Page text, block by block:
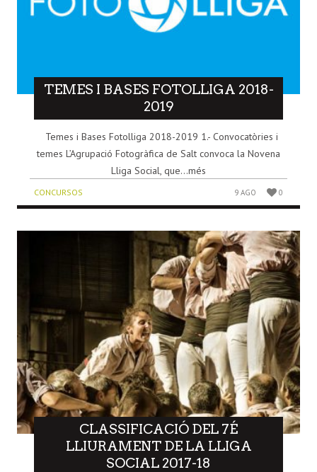
TEMES I BASES FOTOLLIGA 2018-
2019
Temes i Bases Fotolliga 2018-2019 1.- Convocatòries i
temes L’Agrupació Fotogràfica de Salt convoca la Novena
Lliga Social, que...més
CONCURSOS 9 AGO 0
CLASSIFICACIÓ DEL 7É
LLIURAMENT DE LA LLIGA
SOCIAL 2017-18